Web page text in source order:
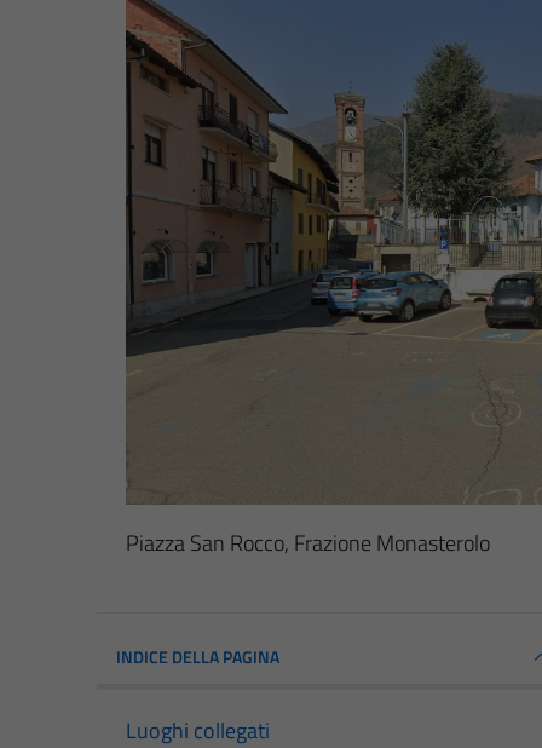
Piazza San Rocco, Frazione Monasterolo
INDICE DELLA PAGINA
Luoghi collegati